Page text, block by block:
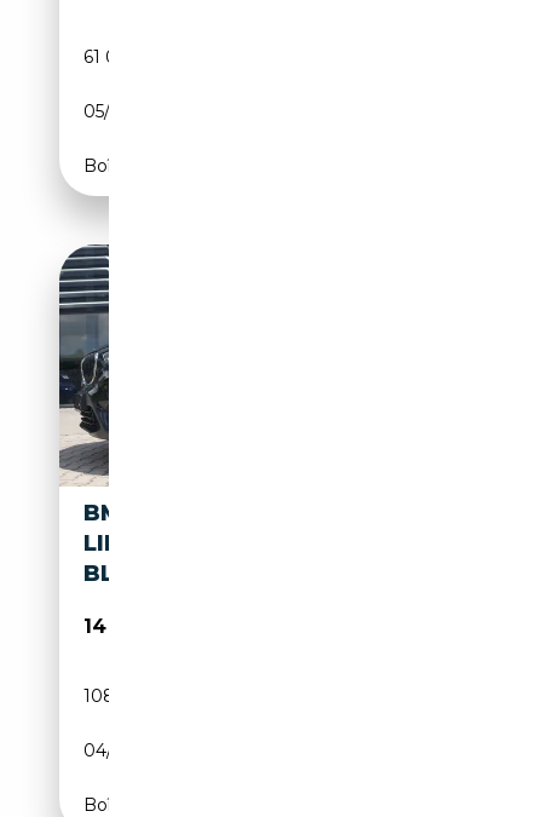
61 000 km
05/2021
Boîte manuelle
BMW X1 XDRIVE 18 D SPORT
LINE NAVIGATION LED PDC
BLUETOOTH
14 990€
108 836 km
04/2016
Boîte manuelle